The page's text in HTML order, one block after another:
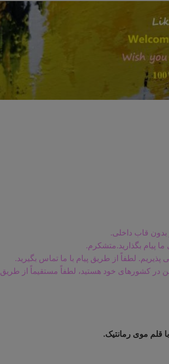
ما پیام بگذارید.متشکرم.
در کشورهای خود هستید، لطفاً مستقیماً از طریق
قلم موی رمانتیک.